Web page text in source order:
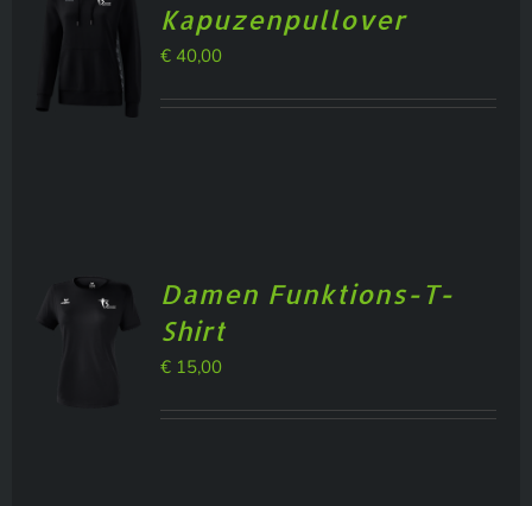
Kapuzenpullover
€40,00
Damen Funktions-T-
Shirt
€15,00